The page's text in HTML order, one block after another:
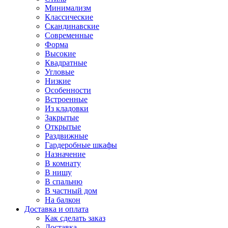
Минимализм
Классические
Скандинавские
Современные
Форма
Высокие
Квадратные
Угловые
Низкие
Особенности
Встроенные
Из кладовки
Закрытые
Открытые
Раздвижные
Гардеробные шкафы
Назначение
В комнату
В нишу
В спальню
В частный дом
На балкон
Доставка и оплата
Как сделать заказ